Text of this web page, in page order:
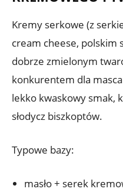
Kremy serkowe (z
cream cheese,
dobrze zmielonym
konkurentem dla
lekko kwaskowy smak,
słodycz biszkoptów.
Typowe bazy:
masło + serek